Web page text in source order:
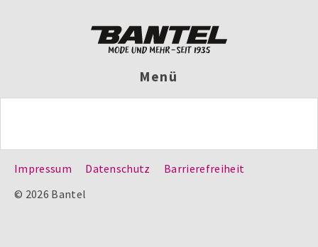
Menü
Impressum Datenschutz
Barrierefreiheit
© 2026 Bantel